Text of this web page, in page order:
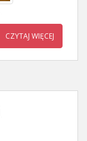
CZYTAJ WIĘCEJ